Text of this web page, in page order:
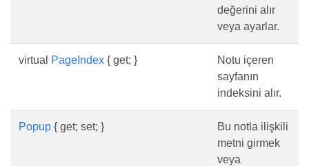
değerini alır
veya ayarlar.
virtual PageIndex { get; }
Notu içeren
sayfanın
indeksini alır.
Popup { get; set; }
Bu notla ilişkili
metni girmek
veya